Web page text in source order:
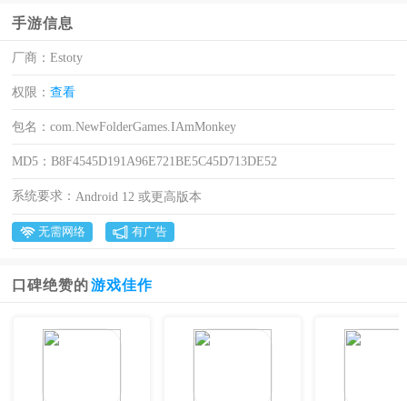
手游信息
厂商：Estoty
权限：查看
包名：com.NewFolderGames.IAmMonkey
MD5：B8F4545D191A96E721BE5C45D713DE52
系统要求： Android 12 或更高版本
无需网络 有广告
口碑绝赞的 游戏佳作